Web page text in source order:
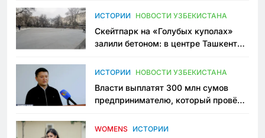
Узбекистане
ИСТОРИИ НОВОСТИ УЗБЕКИСТАНА
Скейтпарк на «Голубых куполах»
залили бетоном: в центре Ташкента
пространство
ИСТОРИИ НОВОСТИ УЗБЕКИСТАНА
Власти выплатят 300 млн сумов
предпринимателю, который провёл
приговору
WOMENS ИСТОРИИ